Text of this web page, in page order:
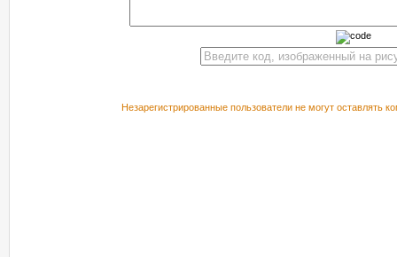
Незарегистрированные пользователи не могут оставлять